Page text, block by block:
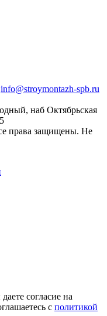
info@stroymontazh-spb.ru
наб Октябрьская
защищены. Не
согласие на
с политикой